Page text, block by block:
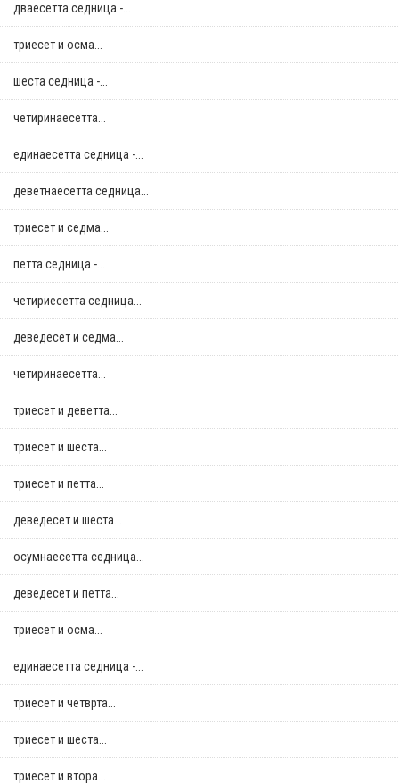
дваесетта седница -...
триесет и осма...
шеста седница -...
четиринаесетта...
единаесетта седница -...
деветнаесетта седница...
триесет и седма...
петта седница -...
четириесетта седница...
деведесет и седма...
четиринаесетта...
триесет и деветта...
триесет и шеста...
триесет и петта...
деведесет и шеста...
осумнaесетта седница...
деведесет и петта...
триесет и осма...
единаесетта седница -...
триесет и четврта...
триесет и шеста...
триесет и втора...